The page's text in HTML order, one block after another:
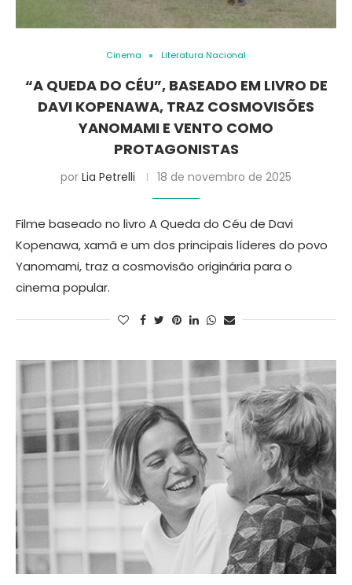
Cinema Literatura Nacional
“A QUEDA DO CÉU”, BASEADO EM LIVRO DE
DAVI KOPENAWA, TRAZ COSMOVISÕES
YANOMAMI E VENTO COMO
PROTAGONISTAS
por Lia Petrelli 18 de novembro de 2025
Filme baseado no livro A Queda do Céu de Davi
Kopenawa, xamã e um dos principais líderes do povo
Yanomami, traz a cosmovisão originária para o
cinema popular.